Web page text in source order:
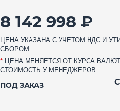
8 142 998 ₽
ЦЕНА УКАЗАНА С УЧЕТОМ НДС И
СБОРОМ
* ЦЕНА МЕНЯЕТСЯ ОТ КУРСА
СТОИМОСТЬ У МЕНЕДЖЕРОВ
ПОД ЗАКАЗ